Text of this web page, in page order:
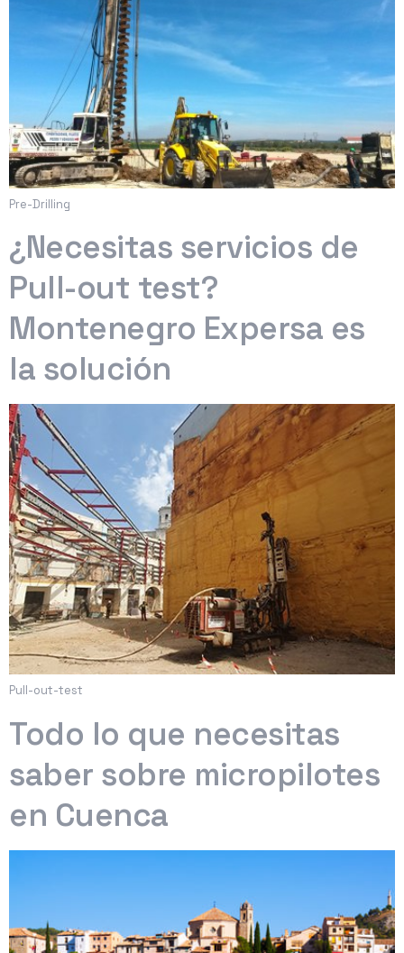
Pre-Drilling
¿Necesitas servicios de
Pull-out test?
Montenegro Expersa es
la solución
Pull-out-test
Todo lo que necesitas
saber sobre micropilotes
en Cuenca